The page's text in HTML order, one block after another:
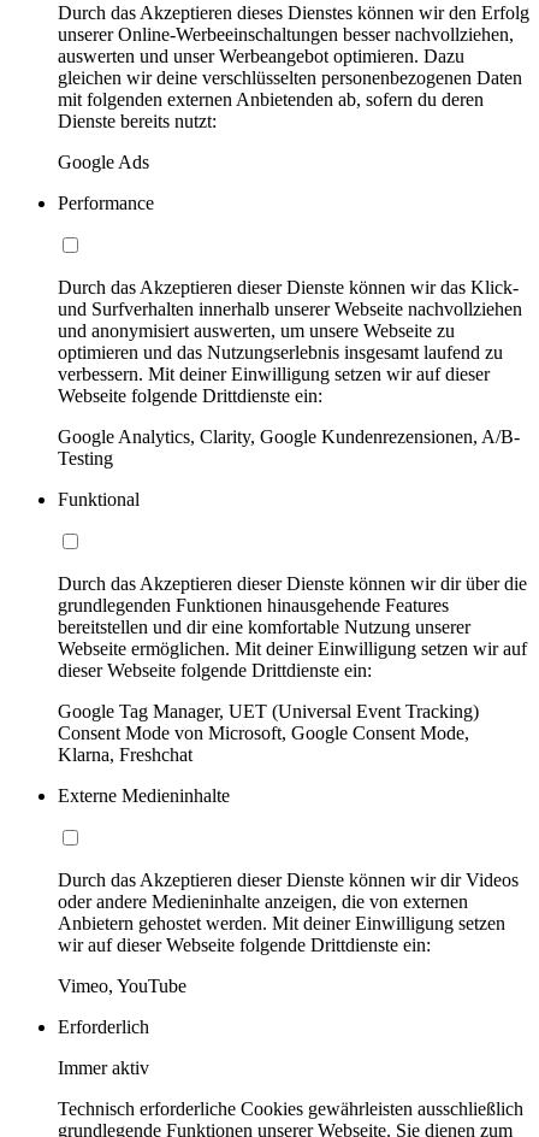
Durch das Akzeptieren dieses Dienstes können wir den Erfolg
unserer Online-Werbeeinschaltungen besser nachvollziehen,
auswerten und unser Werbeangebot optimieren. Dazu
gleichen wir deine verschlüsselten personenbezogenen Daten
mit folgenden externen Anbietenden ab, sofern du deren
Dienste bereits nutzt:
Google Ads
Performance
Durch das Akzeptieren dieser Dienste können wir das Klick-
und Surfverhalten innerhalb unserer Webseite nachvollziehen
und anonymisiert auswerten, um unsere Webseite zu
optimieren und das Nutzungserlebnis insgesamt laufend zu
verbessern. Mit deiner Einwilligung setzen wir auf dieser
Webseite folgende Drittdienste ein:
Google Analytics, Clarity, Google Kundenrezensionen, A/B-
Testing
Funktional
Durch das Akzeptieren dieser Dienste können wir dir über die
grundlegenden Funktionen hinausgehende Features
bereitstellen und dir eine komfortable Nutzung unserer
Webseite ermöglichen. Mit deiner Einwilligung setzen wir auf
dieser Webseite folgende Drittdienste ein:
Google Tag Manager, UET (Universal Event Tracking)
Consent Mode von Microsoft, Google Consent Mode,
Klarna, Freshchat
Externe Medieninhalte
Durch das Akzeptieren dieser Dienste können wir dir Videos
oder andere Medieninhalte anzeigen, die von externen
Anbietern gehostet werden. Mit deiner Einwilligung setzen
wir auf dieser Webseite folgende Drittdienste ein:
Vimeo, YouTube
Erforderlich
Immer aktiv
Technisch erforderliche Cookies gewährleisten ausschließlich
grundlegende Funktionen unserer Webseite. Sie dienen zum